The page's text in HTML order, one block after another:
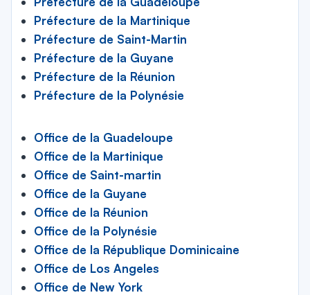
Préfecture de la Martinique
Préfecture de Saint-Martin
Préfecture de la Guyane
Préfecture de la Réunion
Préfecture de la Polynésie
Office de la Guadeloupe
Office de la Martinique
Office de Saint-martin
Office de la Guyane
Office de la Réunion
Office de la Polynésie
Office de la République Dominicaine
Office de Los Angeles
Office de New York